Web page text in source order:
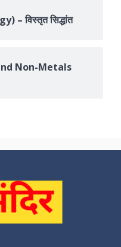
– विस्तृत सिद्धांत
Non-Metals